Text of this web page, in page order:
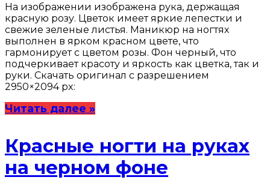
На изображении изображена рука, держащая
красную розу. Цветок имеет яркие лепестки и
свежие зеленые листья. Маникюр на ногтях
выполнен в ярком красном цвете, что
гармонирует с цветом розы. Фон черный, что
подчеркивает красоту и яркость как цветка, так и
руки. Скачать оригинал с разрешением
2950×2094 px:
Читать далее »
Красные ногти на руках
на черном фоне